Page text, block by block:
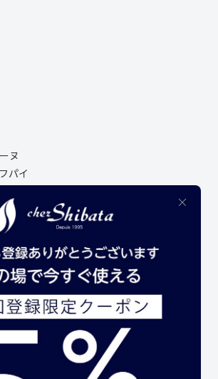
ヌ
パイ
ル